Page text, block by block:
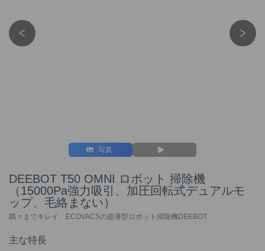
写真
DEEBOT T50 OMNI ロボット 掃除機
（15000Pa強力吸引、加圧回転式デュアルモ
ップ、毛絡まない）
隅々までキレイ、ECOVACSの超薄型ロボット掃除機DEEBOT
主な特長